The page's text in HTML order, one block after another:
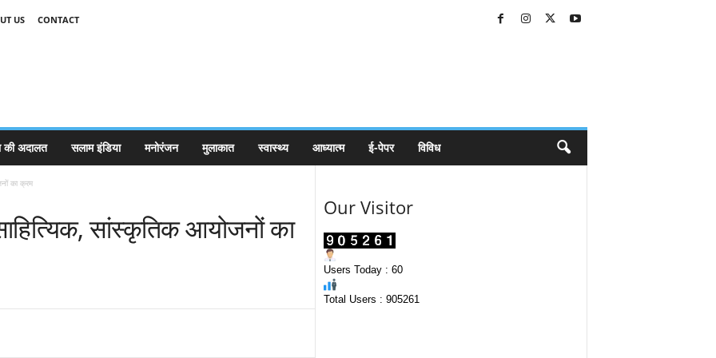
US
CONTACT
की अदालत सलाम इंडिया मनोरंजन मुलाकात स्वास्थ्य आध्यात्म ई-पेपर विविध
का क्रम
सांस्कृतिक आयोजनों का
Our Visitor
Users Today : 60
Total Users : 905261